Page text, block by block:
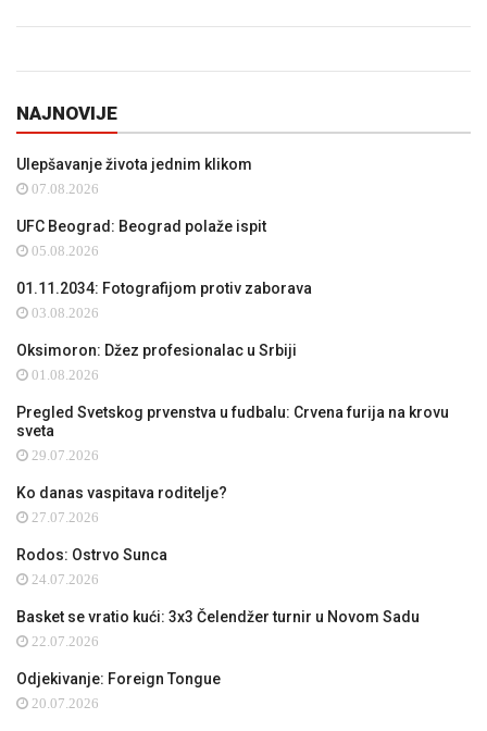
NAJNOVIJE
Ulepšavanje života jednim klikom
07.08.2026
UFC Beograd: Beograd polaže ispit
05.08.2026
01.11.2034: Fotografijom protiv zaborava
03.08.2026
Oksimoron: Džez profesionalac u Srbiji
01.08.2026
Pregled Svetskog prvenstva u fudbalu: Crvena furija na krovu
sveta
29.07.2026
Ko danas vaspitava roditelje?
27.07.2026
Rodos: Ostrvo Sunca
24.07.2026
Basket se vratio kući: 3x3 Čelendžer turnir u Novom Sadu
22.07.2026
Odjekivanje: Foreign Tongue
20.07.2026